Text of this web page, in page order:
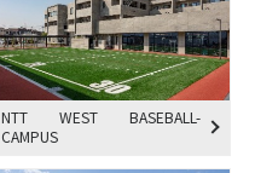
NTT WEST BASEBALL-
CAMPUS